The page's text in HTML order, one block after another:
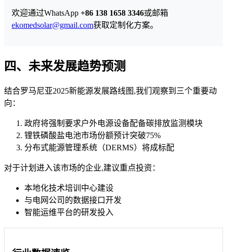
欢迎通过WhatsApp +86 138 1658 3346或邮箱
ekomedsolar@gmail.com获取定制化方案。
四、未来发展趋势预测
结合罗马尼亚2025新能源发展路线图,我们观察到三个重要动
向：
政府将强制要求户外电源设备配备碳排放监测模块
锂铁磷酸盐电池市场份额预计突破75%
分布式能源管理系统（DERMS）将成标配
对于计划进入该市场的企业,建议重点投资：
本地化技术培训中心建设
与电网公司的数据接口开发
智能运维平台的研发投入